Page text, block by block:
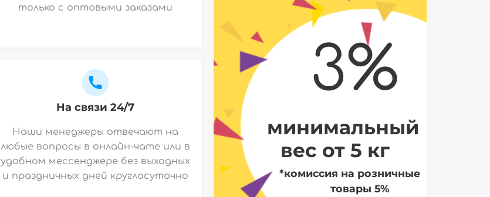
только с оптовыми заказами
На связи 24/7
Наши менеджеры отвечают на
любые вопросы в онлайн-чате или в
удобном мессенджере без выходных
и праздничных дней круглосуточно
3%
минимальный
вес от 5 кг
*комиссия на розничные
товары 5%